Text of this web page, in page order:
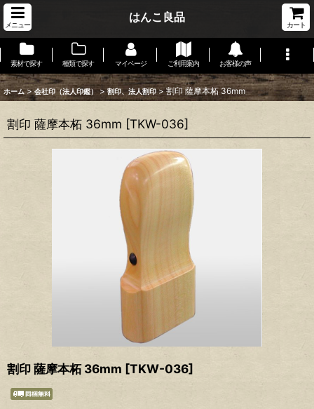
メニュー
はんこ良品
カート
素材で探す 種類で探す マイページ ご利用案内 お客様の声
ホーム > 会社印（法人印鑑） > 割印、法人割印 > 割印 薩摩本柘 36mm
割印 薩摩本柘 36mm [TKW-036]
割印 薩摩本柘 36mm [TKW-036]